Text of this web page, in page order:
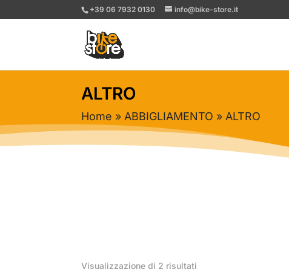
+39 06 7932 0130 info@bike-store.it
ALTRO
Home » ABBIGLIAMENTO » ALTRO
Visualizzazione di 2 risultati